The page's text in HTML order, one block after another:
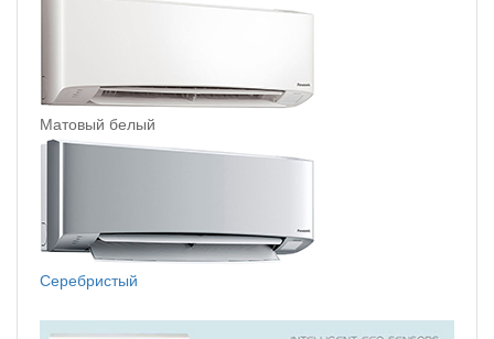
Матовый белый
Серебристый